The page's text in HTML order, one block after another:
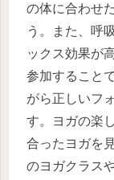
の体に合わせ
う。また、呼
ックス効果が
参加すること
がら正しいフ
す。ヨガの楽
合ったヨガを
のヨガクラス